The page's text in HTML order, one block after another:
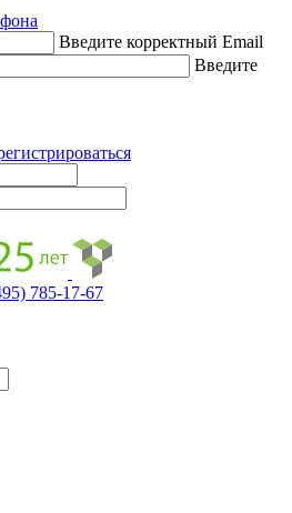
Введите корректный Email
Введите
785-17-67